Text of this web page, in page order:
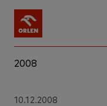
2008
10.12.2008